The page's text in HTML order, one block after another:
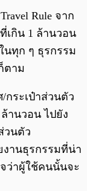
Rule จาก
เกิน 1 ล้านวอน
นทุก ๆ ธุรกรรม
ตาม
กระเป๋าส่วนตัว
านวอน ไปยัง
วนตัว
านธุรกรรมที่น่า
ว่าผู้ใช้คนนั้นจะ